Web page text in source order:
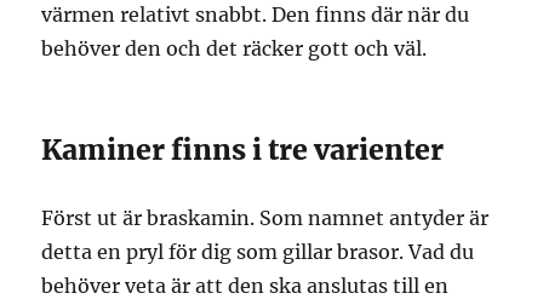
värmen relativt snabbt. Den finns där när du
behöver den och det räcker gott och väl.
Kaminer finns i tre varienter
Först ut är braskamin. Som namnet antyder är
detta en pryl för dig som gillar brasor. Vad du
behöver veta är att den ska anslutas till en